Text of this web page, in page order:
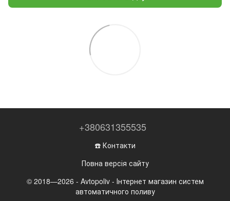
+380631355535
☎️ Контакти
Повна версія сайту
© 2018—2026 - Avtopoliv - Інтернет магазин систем
автоматичного поливу